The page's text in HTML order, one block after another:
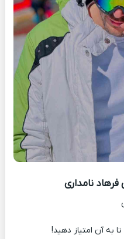
نامداری
به آن امتیاز دهید!